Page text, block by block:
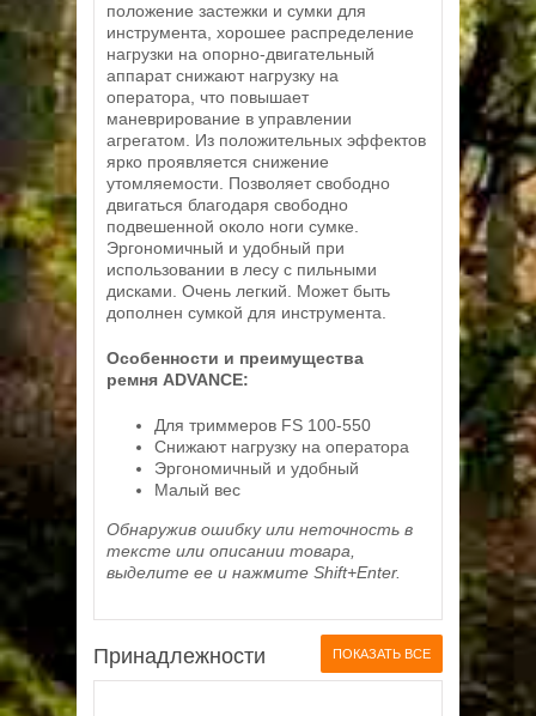
положение застежки и сумки для
инструмента, хорошее распределение
нагрузки на опорно-двигательный
аппарат снижают нагрузку на
оператора, что повышает
маневрирование в управлении
агрегатом. Из положительных эффектов
ярко проявляется снижение
утомляемости. Позволяет свободно
двигаться благодаря свободно
подвешенной около ноги сумке.
Эргономичный и удобный при
использовании в лесу с пильными
дисками. Очень легкий. Может быть
дополнен сумкой для инструмента.
Особенности и преимущества
ремня ADVANCE:
Для триммеров FS 100-550
Снижают нагрузку на оператора
Эргономичный и удобный
Малый вес
Обнаружив ошибку или неточность в
тексте или описании товара,
выделите ее и нажмите Shift+Enter.
Принадлежности ПОКАЗАТЬ ВСЕ